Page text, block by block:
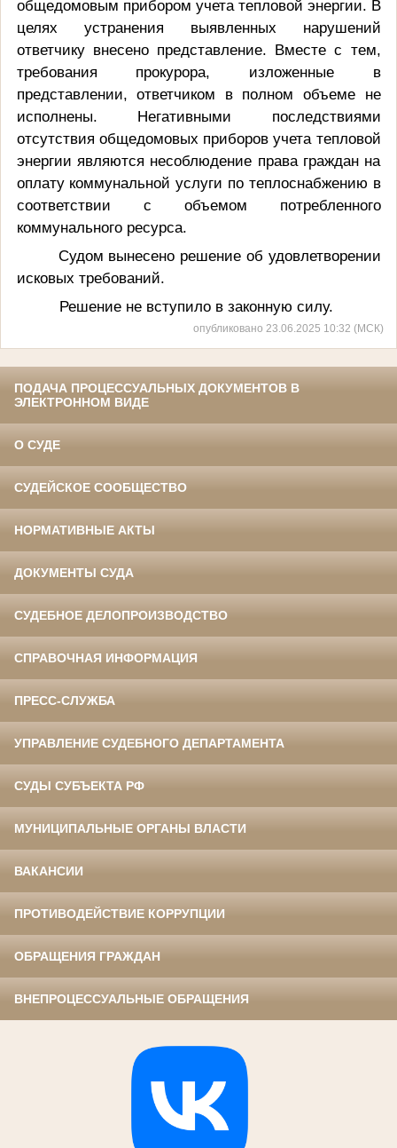
общедомовым прибором учета тепловой энергии. В
целях устранения выявленных нарушений
ответчику внесено представление. Вместе с тем,
требования прокурора, изложенные в
представлении, ответчиком в полном объеме не
исполнены. Негативными последствиями
отсутствия общедомовых приборов учета тепловой
энергии являются несоблюдение права граждан на
оплату коммунальной услуги по теплоснабжению в
соответствии с объемом потребленного
коммунального ресурса.
Судом вынесено решение об удовлетворении
исковых требований.
Решение не вступило в законную силу.
опубликовано 23.06.2025 10:32 (МСК)
ПОДАЧА ПРОЦЕССУАЛЬНЫХ ДОКУМЕНТОВ В
ЭЛЕКТРОННОМ ВИДЕ
О СУДЕ
СУДЕЙСКОЕ СООБЩЕСТВО
НОРМАТИВНЫЕ АКТЫ
ДОКУМЕНТЫ СУДА
СУДЕБНОЕ ДЕЛОПРОИЗВОДСТВО
СПРАВОЧНАЯ ИНФОРМАЦИЯ
ПРЕСС-СЛУЖБА
УПРАВЛЕНИЕ СУДЕБНОГО ДЕПАРТАМЕНТА
СУДЫ СУБЪЕКТА РФ
МУНИЦИПАЛЬНЫЕ ОРГАНЫ ВЛАСТИ
ВАКАНСИИ
ПРОТИВОДЕЙСТВИЕ КОРРУПЦИИ
ОБРАЩЕНИЯ ГРАЖДАН
ВНЕПРОЦЕССУАЛЬНЫЕ ОБРАЩЕНИЯ